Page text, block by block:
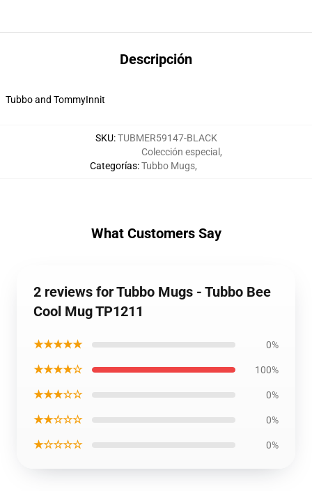
Descripción
Tubbo and TommyInnit
SKU:TUBMER59147-BLACK
Categorías:
Colección especial ,
Tubbo Mugs,
What Customers Say
2 reviews for Tubbo Mugs - Tubbo Bee
Cool Mug TP1211
★★★★★ 0%
★★★★☆ 100%
★★★☆☆ 0%
★★☆☆☆ 0%
★☆☆☆☆ 0%